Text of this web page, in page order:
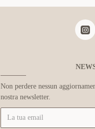
Non perdere nessun
nostra newsletter.